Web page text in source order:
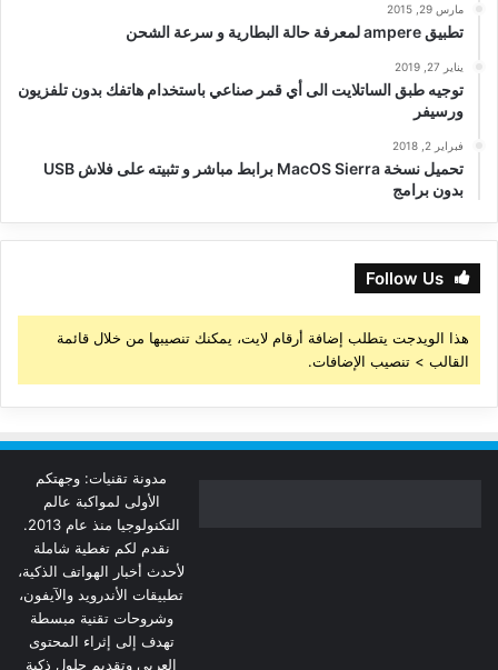
مارس 29, 2015
تطبيق ampere لمعرفة حالة البطارية و سرعة الشحن
يناير 27, 2019
توجيه طبق الساتلايت الى أي قمر صناعي باستخدام هاتفك بدون تلفزيون
ورسيفر
فبراير 2, 2018
تحميل نسخة MacOS Sierra برابط مباشر و تثبيته على فلاش USB
بدون برامج
Follow Us
هذا الويدجت يتطلب إضافة أرقام لايت، يمكنك تنصيبها من خلال قائمة
القالب > تنصيب الإضافات.
مدونة تقنيات: وجهتكم
الأولى لمواكبة عالم
التكنولوجيا منذ عام 2013.
نقدم لكم تغطية شاملة
لأحدث أخبار الهواتف الذكية،
تطبيقات الأندرويد والآيفون،
وشروحات تقنية مبسطة
تهدف إلى إثراء المحتوى
العربي وتقديم حلول ذكية